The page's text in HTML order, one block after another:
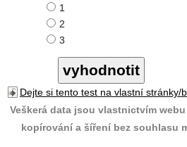
1
2
3
Dejte si tento test na vlastní stránky/
Veškerá data jsou vlastnictvím
kopírování a šíření bez souhlasu